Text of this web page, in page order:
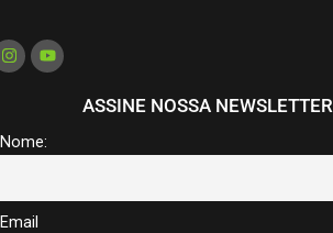
ASSINE NOSSA NEWSLETTER
Nome:
Email